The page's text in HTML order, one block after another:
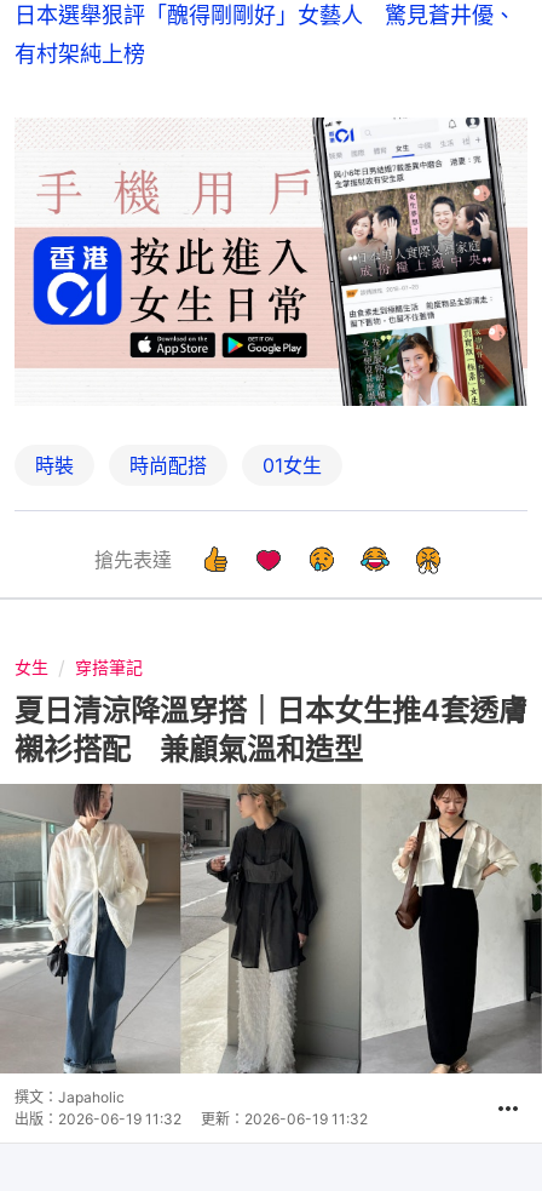
日本選舉狠評「醜得剛剛好」女藝人 驚見蒼井優、
有村架純上榜
時裝 時尚配搭 01女生
搶先表達
女生 穿搭筆記
夏日清涼降溫穿搭｜日本女生推4套透膚
襯衫搭配 兼顧氣溫和造型
撰文： Japaholic
出版： 2026-06-19 11:32 更新： 2026-06-19 11:32